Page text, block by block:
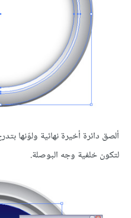
ألصق دائرة أخيرة نهائية ولوّنها
لتكون خلفية وجه البوصلة.